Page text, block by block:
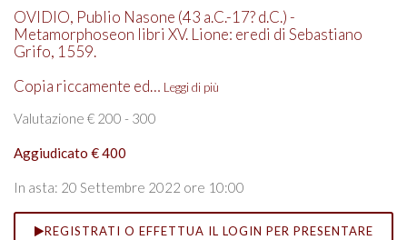
OVIDIO, Publio Nasone (43 a.C.-17? d.C.) -
Metamorphoseon libri XV. Lione: eredi di Sebastiano
Grifo, 1559.
Copia riccamente ed… Leggi di più
Valutazione € 200 - 300
Aggiudicato € 400
In asta: 20 Settembre 2022 ore 10:00
REGISTRATI O EFFETTUA IL LOGIN PER PRESENTARE